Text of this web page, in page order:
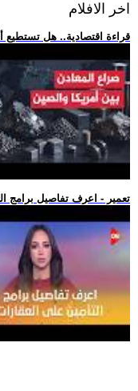
اخر الافلام
.. قراءة اقتصادية.. هل
.. تعمير - اعرف تفاصيل برامج